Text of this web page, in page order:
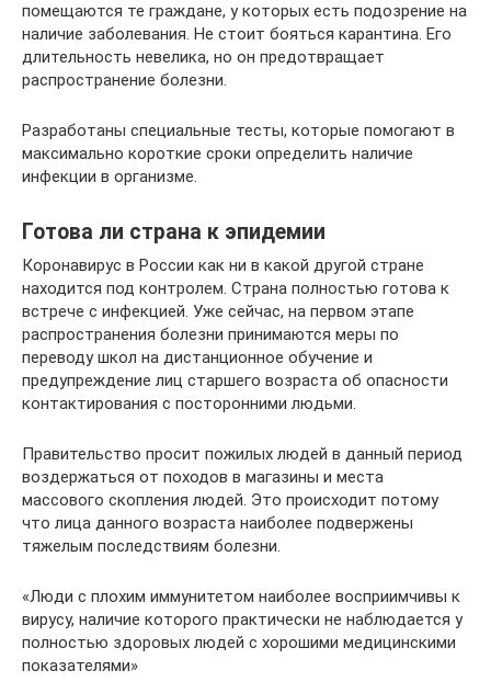
помещаются те граждане, у которых есть подозрение на
наличие заболевания. Не стоит бояться карантина. Его
длительность невелика, но он предотвращает
распространение болезни.
Разработаны специальные тесты, которые помогают в
максимально короткие сроки определить наличие
инфекции в организме.
Готова ли страна к эпидемии
Коронавирус в России как ни в какой другой стране
находится под контролем. Страна полностью готова к
встрече с инфекцией. Уже сейчас, на первом этапе
распространения болезни принимаются меры по
переводу школ на дистанционное обучение и
предупреждение лиц старшего возраста об опасности
контактирования с посторонними людьми.
Правительство просит пожилых людей в данный период
воздержаться от походов в магазины и места
массового скопления людей. Это происходит потому
что лица данного возраста наиболее подвержены
тяжелым последствиям болезни.
«Люди с плохим иммунитетом наиболее восприимчивы к
вирусу, наличие которого практически не наблюдается у
полностью здоровых людей с хорошими медицинскими
показателями»